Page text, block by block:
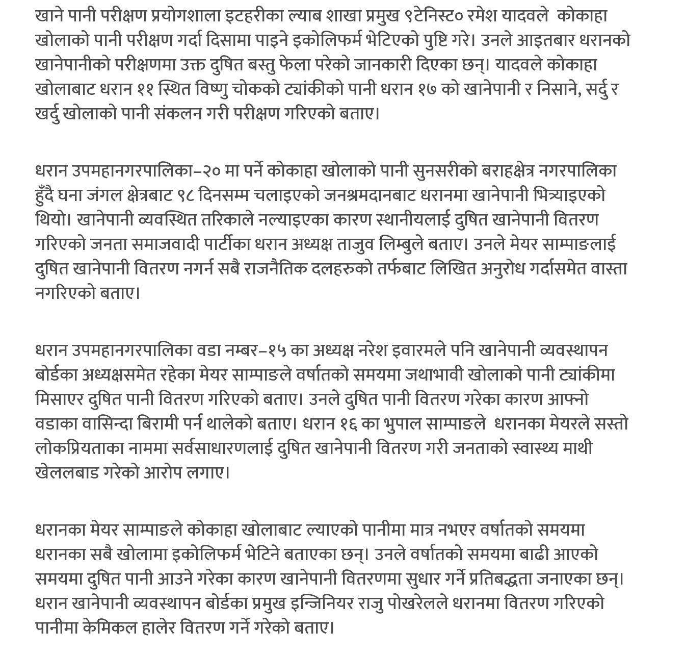
खाने पानी परीक्षण प्रयोगशाला इटहरीका ल्याब शाखा प्रमुख ९टेनिस्ट० रमेश यादवले कोकाहा
खोलाको पानी परीक्षण गर्दा दिसामा पाइने इकोलिफर्म भेटिएको पुष्टि गरे। उनले आइतबार धरानको
खानेपानीको परीक्षणमा उक्त दुषित बस्तु फेला परेको जानकारी दिएका छन्। यादवले कोकाहा
खोलाबाट धरान ११ स्थित विष्णु चोकको ट्यांकीको पानी धरान १७ को खानेपानी र निसाने, सर्दु र
खर्दु खोलाको पान‍ी संकलन गरी परीक्षण गरिएको बताए।
धरान उपमहानगरपालिका–२० मा पर्ने कोकाहा खोलाको पानी सुनसरीको बराहक्षेत्र नगरपालिका
हुँदै घना जंगल क्षेत्रबाट ९८ दिनसम्म चलाइएको जनश्रमदानबाट धरानमा खानेपानी भित्र्याइएको
थियो। खानेपानी व्यवस्थित तरिकाले नल्याइएका कारण स्थानीयलाई दुषित खानेपानी वितरण
गरिएको जनता समाजवादी पार्टीका धरान अध्यक्ष ताजुव लिम्बुले बताए। उनले मेयर साम्पाङलाई
दुषित खानेपानी वितरण नगर्न सबै राजनैतिक दलहरुको तर्फबाट लिखित अनुरोध गर्दासमेत वास्ता
नगरिएको बताए।
धरान उपमहानगरपालिका वडा नम्बर–१५ का अध्यक्ष नरेश इवारमले पनि खानेपानी व्यवस्थापन
बोर्डका अध्यक्षसमेत रहेका मेयर साम्पाङले वर्षातको समयमा जथाभावी खोलाको पानी ट्यांकीमा
मिसाएर दुषित पानी वितरण गरिएको बताए। उनले दुषित पानी वितरण गरेका कारण आफ्नो
वडाका वासिन्दा बिरामी पर्न थालेको बताए। धरान १६ का भुपाल साम्पाङले धरानका मेयरले सस्तो
लोकप्रियताका नाममा सर्वसाधारणलाई दुषित खानेपानी वितरण गरी जनताको स्वास्थ्य माथी
खेललबाड गरेको आरोप लगाए।
धरानका मेयर साम्पाङले कोकाहा खोलाबाट ल्याएको पानीमा मात्र नभएर वर्षातको समयमा
धरानका सबै खोलामा इकोलिफर्म भेटिने बताएका छन्। उनले वर्षातको समयमा बाढी आएको
समयमा दुषित पानी आउने गरेका कारण खानेपानी वितरणमा सुधार गर्ने प्रतिबद्धता जनाएका छन्।
धरान खानेपानी व्यवस्थापन बोर्डका प्रमुख इन्जिनियर राजु पोखरेलले धरानमा वितरण गरिएको
पानीमा केमिकल हालेर वितरण गर्ने गरेको बताए।